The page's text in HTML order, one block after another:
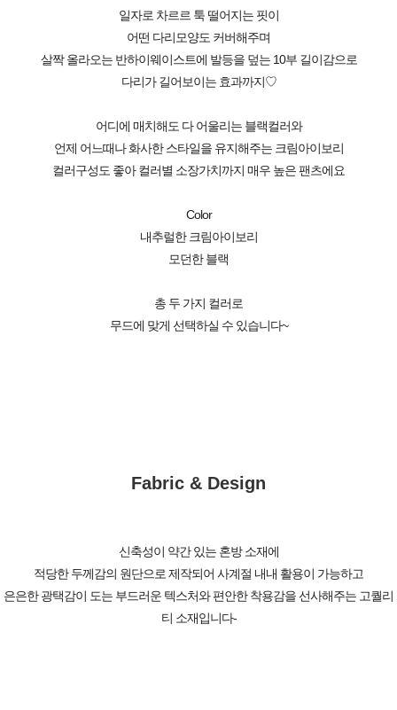
일자로 차르르 툭 떨어지는 핏이
어떤 다리모양도 커버해주며
살짝 올라오는 반하이웨이스트에 발등을 덮는 10부 길이감으로
다리가 길어보이는 효과까지♡
어디에 매치해도 다 어울리는 블랙컬러와
언제 어느때나 화사한 스타일을 유지해주는 크림아이보리
컬러구성도 좋아 컬러별 소장가치까지 매우 높은 팬츠에요
Color
내추럴한 크림아이보리
모던한 블랙
총 두 가지 컬러로
무드에 맞게 선택하실 수 있습니다~
Fabric & Design
신축성이 약간 있는 혼방 소재에
적당한 두께감의 원단으로 제작되어 사계절 내내 활용이 가능하고
은은한 광택감이 도는 부드러운 텍스처와 편안한 착용감을 선사해주는 고퀄리
티 소재입니다-